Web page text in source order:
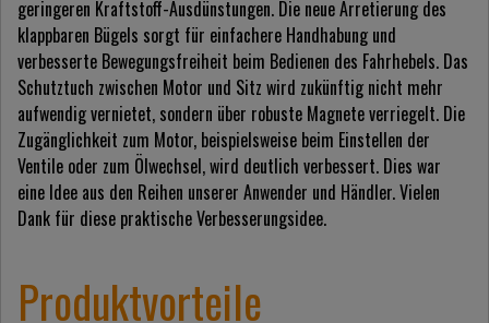
geringeren Kraftstoff-Ausdünstungen. Die neue Arretierung des
klappbaren Bügels sorgt für einfachere Handhabung und
verbesserte Bewegungsfreiheit beim Bedienen des Fahrhebels. Das
Schutztuch zwischen Motor und Sitz wird zukünftig nicht mehr
aufwendig vernietet, sondern über robuste Magnete verriegelt. Die
Zugänglichkeit zum Motor, beispielsweise beim Einstellen der
Ventile oder zum Ölwechsel, wird deutlich verbessert. Dies war
eine Idee aus den Reihen unserer Anwender und Händler. Vielen
Dank für diese praktische Verbesserungsidee.
Produktvorteile